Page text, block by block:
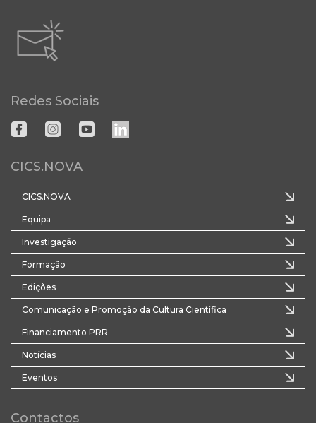
Redes Sociais
CICS.NOVA
CICS.NOVA
Equipa
Investigação
Formação
Edições
Comunicação e Promoção da Cultura Científica
Financiamento PRR
Notícias
Eventos
Contactos